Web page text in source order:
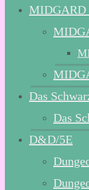
springenMIDGARD
Das
Das
D&D/5E